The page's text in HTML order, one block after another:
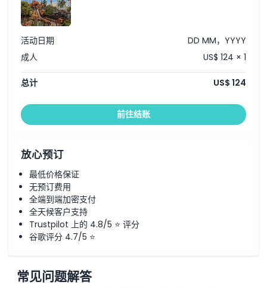
活动日期
DD MM，YYYY
成人
US$ 124 × 1
总计 US$ 124
前往结账
放心预订
最低价格保证
无预订费用
全端到端加密支付
全天候客户支持
Trustpilot 上的 4.8/5 ⭐ 评分
谷歌评分 4.7/5 ⭐
常见问题解答